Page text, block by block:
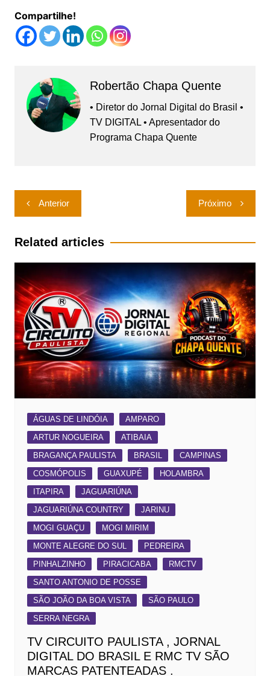
Compartilhe!
Robertão Chapa Quente
• Diretor do Jornal Digital do Brasil •
TV DIGITAL • Apresentador do
Programa Chapa Quente
Navegação
de
Post
Anterior Próximo
Related articles
ÁGUAS DE LINDÓIA
AMPARO
ARTUR NOGUEIRA
ATIBAIA
BRAGANÇA PAULISTA
BRASIL
CAMPINAS
COSMÓPOLIS
GUAXUPÉ
HOLAMBRA
ITAPIRA
JAGUARIÚNA
JAGUARIÚNA COUNTRY
JARINU
MOGI GUAÇU
MOGI MIRIM
MONTE ALEGRE DO SUL
PEDREIRA
PINHALZINHO
PIRACICABA
RMCTV
SANTO ANTONIO DE POSSE
SÃO JOÃO DA BOA VISTA
SÃO PAULO
SERRA NEGRA
TV CIRCUITO PAULISTA , JORNAL
DIGITAL DO BRASIL E RMC TV SÃO
MARCAS PATENTEADAS .